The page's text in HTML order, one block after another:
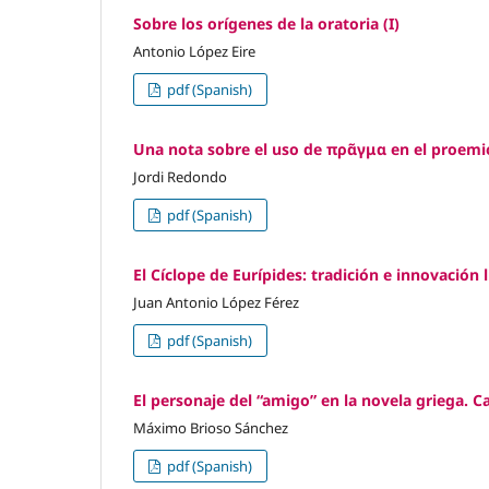
Sobre los orígenes de la oratoria (I)
Antonio López Eire
pdf (Spanish)
Una nota sobre el uso de πρᾶγμα en el
Jordi Redondo
pdf (Spanish)
El Cíclope de Eurípides: tradición e innovación
Juan Antonio López Férez
pdf (Spanish)
El personaje del “amigo” en la novela griega.
Máximo Brioso Sánchez
pdf (Spanish)